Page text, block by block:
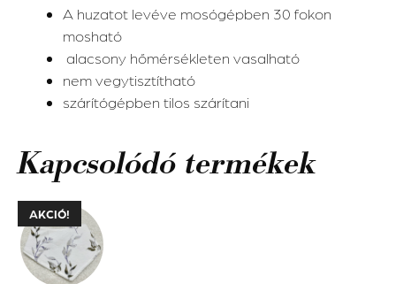
A huzatot levéve mosógépben 30 fokon
mosható
alacsony hőmérsékleten vasalható
nem vegytisztítható
szárítógépben tilos szárítani
Kapcsolódó termékek
AKCIÓ!